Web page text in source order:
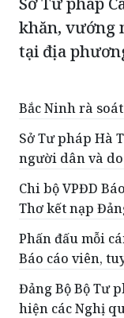
khăn, vướng
tại địa
Bắc Ninh rà
Sở Tư pháp Hà
người dân và
Chi bộ VPĐD
Thơ kết nạp
Phấn đấu mỗi
Báo cáo viên,
Đảng Bộ Bộ Tư
hiện các Nghị